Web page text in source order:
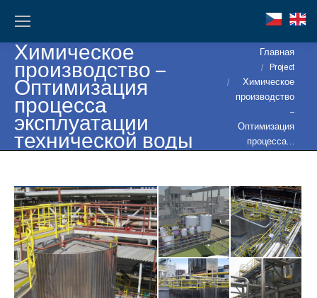
Химическое
производство –
Оптимизация
процесса
эксплуатации
технической воды
Главная
Project
Химическое
производство
–
Оптимизация
процесса…